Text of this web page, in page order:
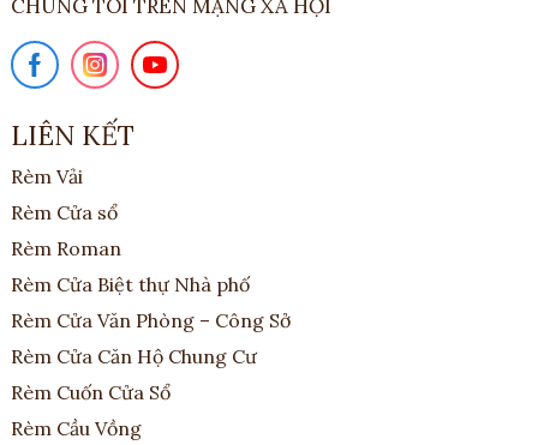
CHÚNG TÔI TRÊN MẠNG XÃ HỘI
LIÊN KẾT
Rèm Vải
Rèm Cửa sổ
Rèm Roman
Rèm Cửa Biệt thự Nhà phố
Rèm Cửa Văn Phòng – Công Sở
Rèm Cửa Căn Hộ Chung Cư
Rèm Cuốn Cửa Sổ
Rèm Cầu Vồng